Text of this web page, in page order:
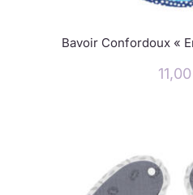
Bavoir Confordoux «
11,00